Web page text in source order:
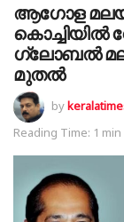
ആഗോള
കൊച്ചിയിൽ
ഗ്ലോബല്‍
മുതൽ
by
Reading Time: 1